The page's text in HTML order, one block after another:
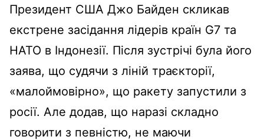
Президент США Джо Байден скликав
екстрене засідання лідерів країн G7 та
НАТО в Індонезії. Після зустрічі була його
заява, що судячи з ліній траєкторії,
«малоймовірно», що ракету запустили з
росії. Але додав, що наразі складно
говорити з певністю, не маючи